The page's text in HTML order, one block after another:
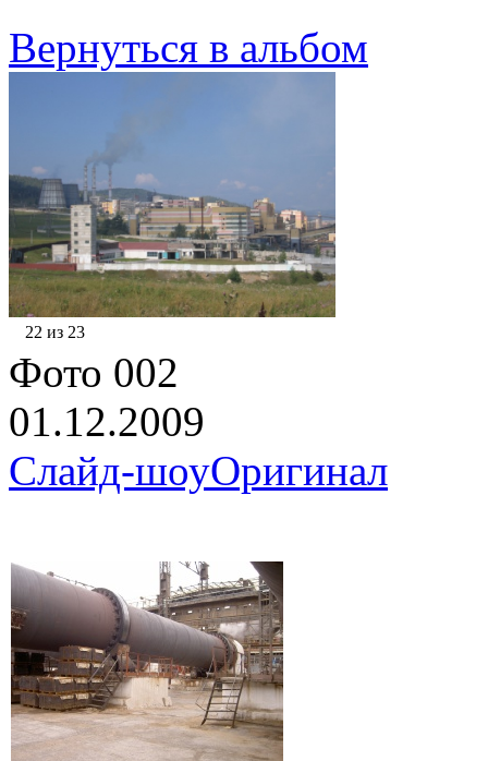
Вернуться в альбом
22 из 23
Фото 002
01.12.2009
Слайд-шоуОригинал